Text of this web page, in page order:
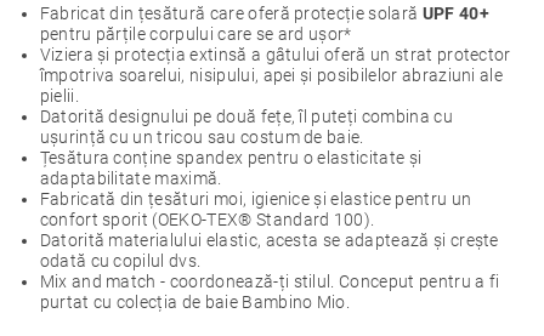
Fabricat din țesătură care oferă protecție solară UPF 40+
pentru părțile corpului care se ard ușor*
Viziera și protecția extinsă a gâtului oferă un strat protector
împotriva soarelui, nisipului, apei și posibilelor abraziuni ale
pielii.
Datorită designului pe două fețe, îl puteți combina cu
ușurință cu un tricou sau costum de baie.
Țesătura conține spandex pentru o elasticitate și
adaptabilitate maximă.
Fabricată din țesături moi, igienice și elastice pentru un
confort sporit (OEKO-TEX® Standard 100).
Datorită materialului elastic, acesta se adaptează și crește
odată cu copilul dvs.
Mix and match - coordonează-ți stilul. Conceput pentru a fi
purtat cu colecția de baie Bambino Mio.